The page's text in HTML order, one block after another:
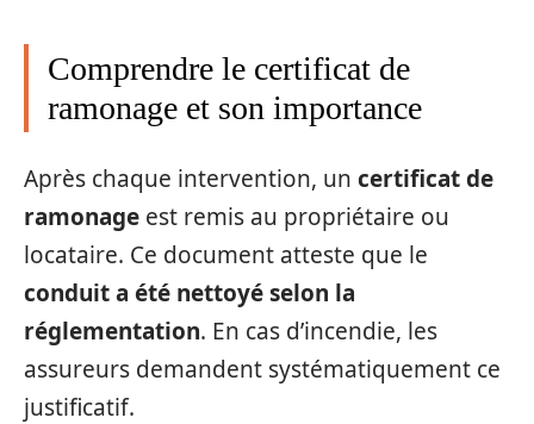
Comprendre le certificat de
ramonage et son importance
Après chaque intervention, un certificat de
ramonage est remis au propriétaire ou
locataire. Ce document atteste que le
conduit a été nettoyé selon la
réglementation. En cas d’incendie, les
assureurs demandent systématiquement ce
justificatif.